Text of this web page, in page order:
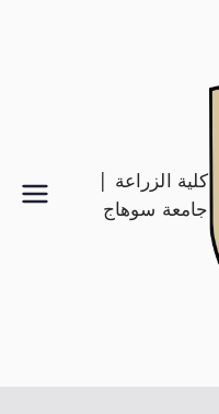
كلية الزراعة |
جامعة سوهاج